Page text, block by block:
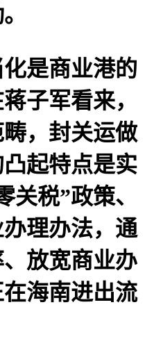
是商业港的
子军看来，
，封关运做
起特点是实
关税”政策、
理办法，通
放宽商业办
海南进出流